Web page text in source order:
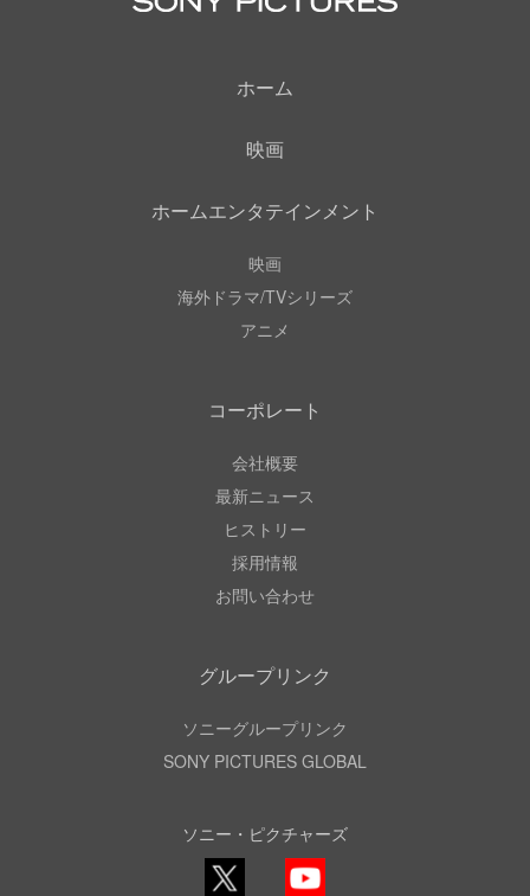
ホーム
映画
ホームエンタテインメント
映画
海外ドラマ/TVシリーズ
アニメ
コーポレート
会社概要
最新ニュース
ヒストリー
採用情報
お問い合わせ
グループリンク
ソニーグループリンク
SONY PICTURES GLOBAL
ソニー・ピクチャーズ